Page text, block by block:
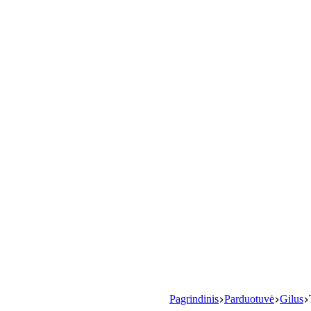
Pagrindinis Parduotuvė Gilus